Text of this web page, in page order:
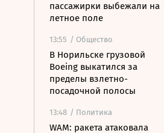
пассажирки выбежали на
летное поле
13:55 / Общество
В Норильске грузовой
Boeing выкатился за
пределы взлетно-
посадочной полосы
13:48 / Политика
WAM: ракета атаковала